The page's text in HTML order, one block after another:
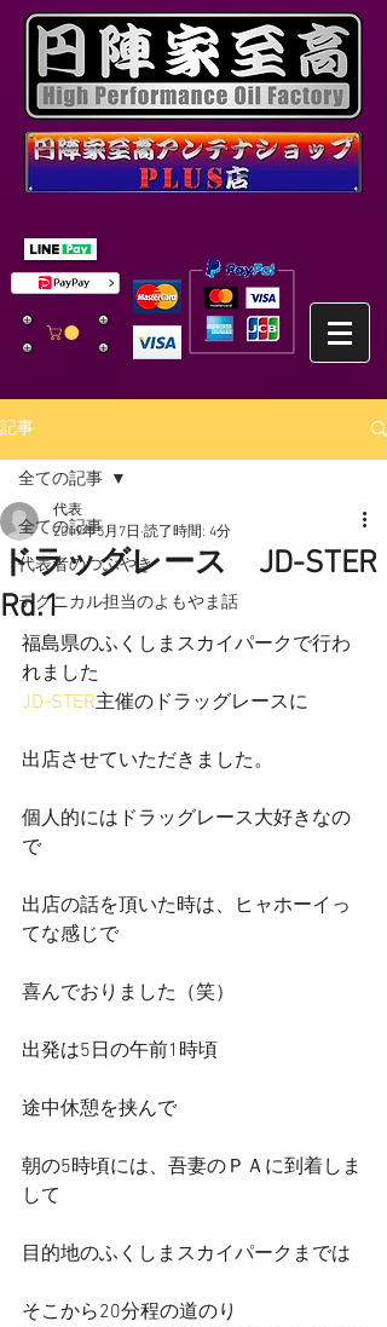
記事
全ての記事
代表者のつぶやき
テクニカル担当のよもやま話
全ての記事
ドラッグレース JD-STER
Rd.1
代表
2019年5月7日 読了時間: 4分
福島県のふくしまスカイパークで行わ
れました
JD-STER主催のドラッグレースに
出店させていただきました。
個人的にはドラッグレース大好きなの
で
出店の話を頂いた時は、ヒャホーイっ
てな感じで
喜んでおりました（笑）
出発は5日の午前1時頃
途中休憩を挟んで
朝の5時頃には、吾妻のＰＡに到着しま
して
目的地のふくしまスカイパークまでは
そこから20分程の道のり